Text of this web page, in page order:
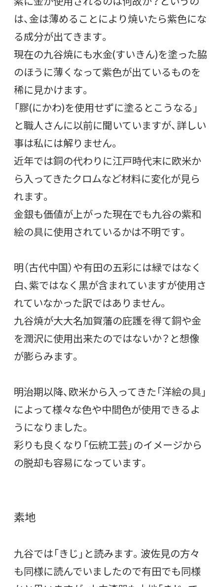
は、金は薄めることにより焼いたら紫色にな
る成分が出てきます。
現在の九谷焼にも水金(すいきん)を塗った脇
のほうに薄くなって紫色が出ているものを
稀に見かけます。
「膠(にかわ)を使用せずに塗るとこうなる」
と職人さんに以前に聞いていますが、詳しい
事は私には解りません。
近年では銅の代わりに江戸時代末に欧米か
ら入ってきたクロムなど材料に変化が見ら
れます。
金銀も価値が上がった現在でも九谷の紫和
絵の具に使用されているかは不明です。
明（古代中国）や有田の五彩には緑ではなく
白、紫ではなく黒が含まれていますが使用さ
れていなかった訳ではありません。
九谷焼が大大名加賀藩の庇護を得て銅や金
を潤沢に使用出来たのではないか？と想像
が膨らみます。
明治期以降、欧米から入ってきた「洋絵の具」
によって様々な色や中間色が使用できるよ
うになりました。
彩りも良くなり「伝統工芸」のイメージから
の脱却も容易になっています。
素地
九谷では「きじ」と読みます。波佐見の方々
も同様に読んでいましたので有田でも同様